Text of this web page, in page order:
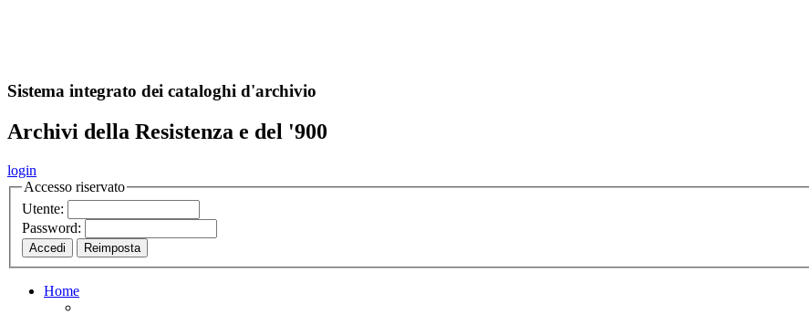
Sistema integrato dei cataloghi d'archivio
Archivi della Resistenza e del '900
login
Accesso riservato
Utente:
Password:
Home